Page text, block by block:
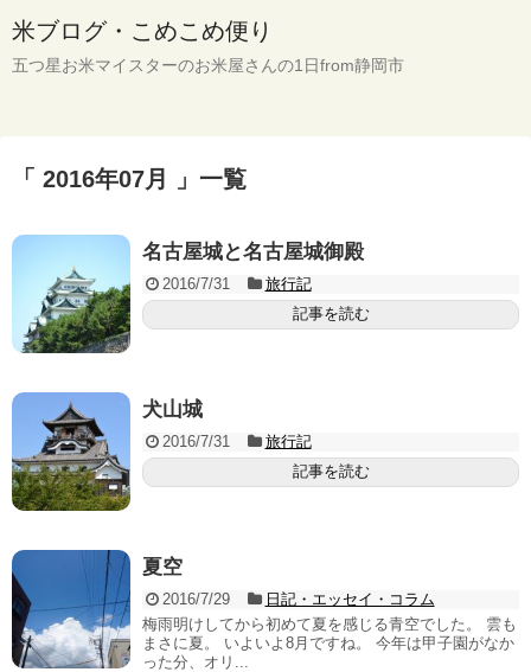
米ブログ・こめこめ便り
五つ星お米マイスターのお米屋さんの1日from静岡市
「 2016年07月 」一覧
名古屋城と名古屋城御殿
2016/7/31
旅行記
記事を読む
犬山城
2016/7/31
旅行記
記事を読む
夏空
2016/7/29
日記・エッセイ・コラム
梅雨明けしてから初めて夏を感じる青空でした。 雲も
まさに夏。 いよいよ8月ですね。 今年は甲子園がなか
った分、オリ...